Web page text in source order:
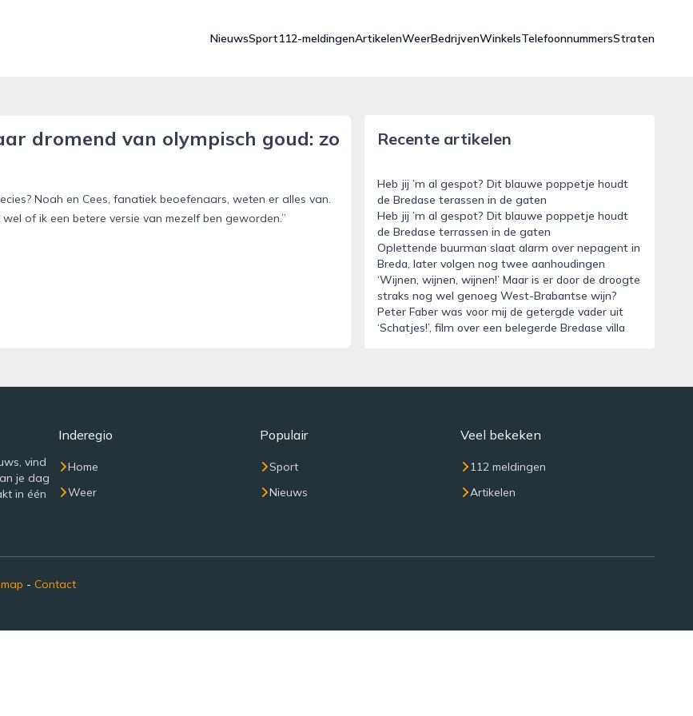
NieuwsSport112-meldingenArtikelenWeerBedrijvenWinkelsTelefoonnummersStraten
dromend van olympisch goud: zo
Noah en Cees, fanatiek beoefenaars, weten er alles van.
of ik een betere versie van mezelf ben geworden.”
Recente artikelen
Heb jij ’m al gespot? Dit blauwe poppetje houdt
de Bredase terassen in de gaten
Heb jij ’m al gespot? Dit blauwe poppetje houdt
de Bredase terrassen in de gaten
Oplettende buurman slaat alarm over nepagent in
Breda, later volgen nog twee aanhoudingen
‘Wijnen, wijnen, wijnen!’ Maar is er door de droogte
straks nog wel genoeg West-Brabantse wijn?
Peter Faber was voor mij de getergde vader uit
‘Schatjes!’, film over een belegerde Bredase villa
vind
je dag
in één
Inderegio
Home
Weer
Populair
Sport
Nieuws
Veel bekeken
112 meldingen
Artikelen
- Contact